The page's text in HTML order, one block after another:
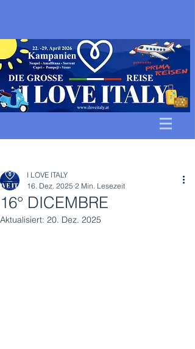
16° DICEMBRE
I LOVE ITALY
16. Dez. 2025 2 Min. Lesezeit
Aktualisiert: 20. Dez. 2025